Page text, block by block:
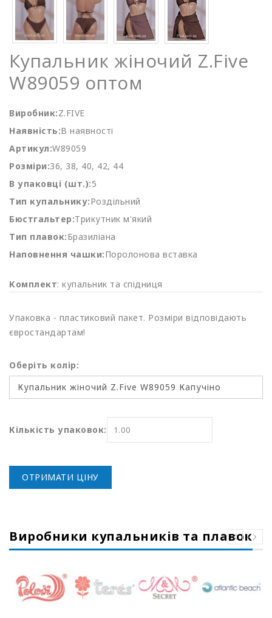
Купальник жіночий Z.Five
W89059 оптом
Виробник:Z.FIVE
Наявність:В наявності
Артикул:W89059
Розміри:36, 38, 40, 42, 44
В упаковці (шт.):5
Тип купальнику:Роздільний
Бюстгальтер:Трикутник м'який
Тип плавок:Бразиліана
Наповнення чашки:Поролонова вставка
Комплект: купальник та спідниця
Упаковка - пластиковий пакет. Розміри відповідають
євростандартам!
Оберіть колір:
Кількість упаковок:
ОТРИМАТИ ЦІНУ
Виробники купальників та плавок